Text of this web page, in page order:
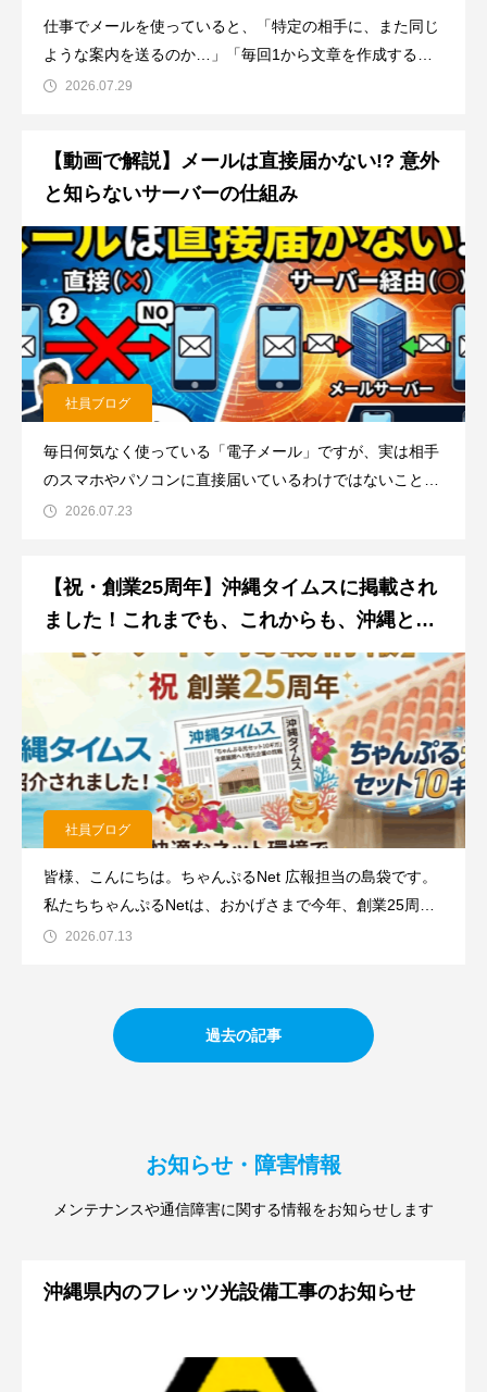
仕事でメールを使っていると、「特定の相手に、また同じ
ような案内を送るのか…」「毎回1から文章を作成するの
は面倒だな」と感じることはありませんか？毎日のことと
2026.07.29
【動画で解説】メールは直接届かない!? 意外
と知らないサーバーの仕組み
社員ブログ
毎日何気なく使っている「電子メール」ですが、実は相手
のスマホやパソコンに直接届いているわけではないことを
ご存知でしょうか？「受信サーバー？送信サーバー？設定
2026.07.23
【祝・創業25周年】沖縄タイムスに掲載され
ました！これまでも、これからも、沖縄とと
もに。
社員ブログ
皆様、こんにちは。ちゃんぷるNet 広報担当の島袋です。
私たちちゃんぷるNetは、おかげさまで今年、創業25周年
という大きな節目を迎えることができました。1999年の創
2026.07.13
過去の記事
お知らせ・障害情報
メンテナンスや通信障害に関する情報をお知らせします
沖縄県内のフレッツ光設備工事のお知らせ